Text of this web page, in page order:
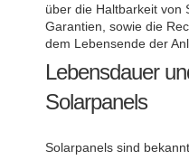
über die Haltbarkeit von
Garantien, sowie die
dem Lebensende der
Lebensdauer
Solarpanels
Solarpanels sind